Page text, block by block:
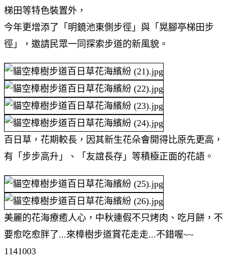
梯田等特色裝置外，
今年更增添了「明鏡池東側步徑」與「晃腳亭梯田步
徑」，邀請民眾一同探索步道的新風貌。
百日草，花期較長，因其新生花朵會開得比原先更高，
有「步步高升」、「友誼長存」等積極正面的花語。
美麗的花海療癒人心，中秋連假不只烤肉、吃月餅，不
要愈吃愈胖了...來樟樹步道賞花走走...不錯喔~~
1141003